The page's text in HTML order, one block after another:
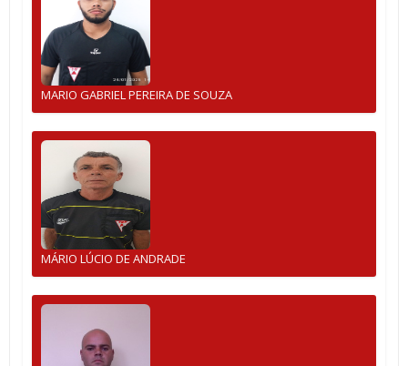
MARIO GABRIEL PEREIRA DE SOUZA
MÁRIO LÚCIO DE ANDRADE